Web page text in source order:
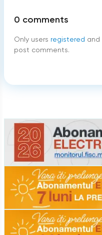
0 comments
Only users registered and
post comments.